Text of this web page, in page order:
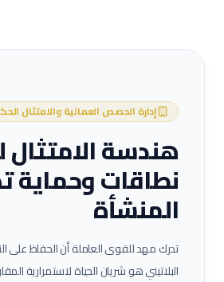
إدارة الحصص العمالية والامتثال
هندسة الامتثال
نطاقات وحماية
المنشأة
تدرك مهد للقوى العاملة أن الحفاظ على
البلاتيني هو شريان الحياة لاستمرارية